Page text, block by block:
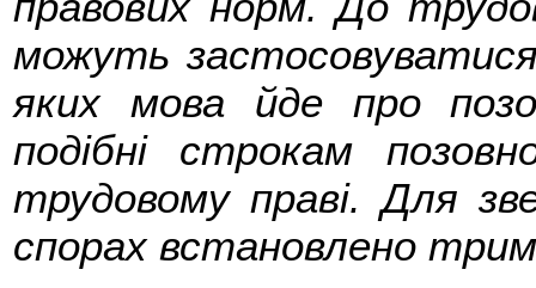
можуть
яких мова йде про
подібні строкам
трудовому праві. Для
спорах встановлено